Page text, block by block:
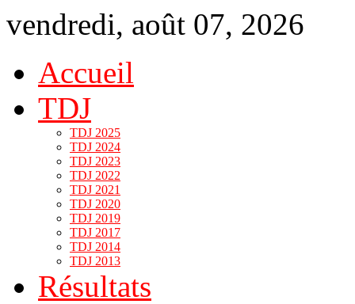
vendredi, août 07, 2026
Accueil
TDJ
TDJ 2025
TDJ 2024
TDJ 2023
TDJ 2022
TDJ 2021
TDJ 2020
TDJ 2019
TDJ 2017
TDJ 2014
TDJ 2013
Résultats